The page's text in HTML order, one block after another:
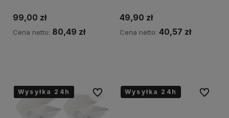
99,00 zł
Cena netto: 80,49 zł
49,90 zł
Cena netto: 40,57 zł
Wysyłka 24h
Wysyłka 24h
Wysyłka 24h
Wysyłka 24h Do ulubionychWysyłka 24h Do